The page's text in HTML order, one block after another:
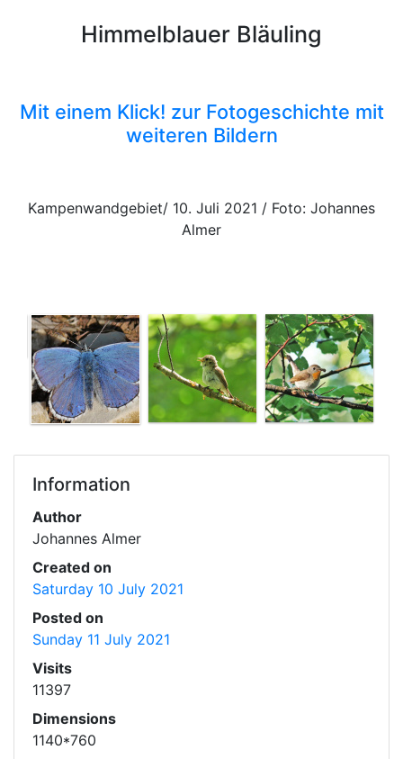
Himmelblauer Bläuling
Mit einem Klick! zur Fotogeschichte mit
weiteren Bildern
Kampenwandgebiet/ 10. Juli 2021 / Foto: Johannes
Almer
Information
Author
Johannes Almer
Created on
Saturday 10 July 2021
Posted on
Sunday 11 July 2021
Visits
11397
Dimensions
1140*760